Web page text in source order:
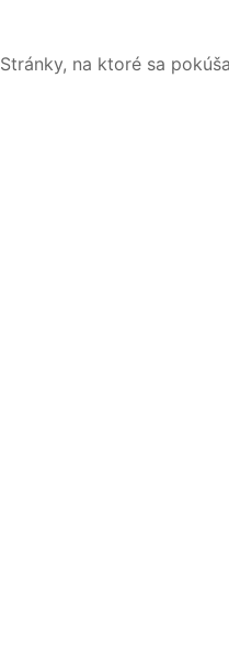
Stránky, na ktoré sa